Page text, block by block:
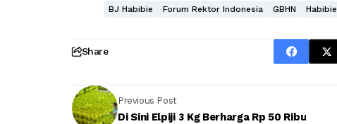
BJ Habibie Forum Rektor Indonesia GBHN Habibie
Share
Previous Post
Di Sini Elpiji 3 Kg Berharga Rp 50 Ribu